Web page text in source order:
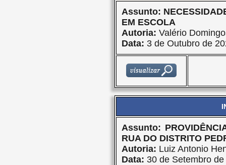
Assunto:
EM ESCOLA
Autoria: Valério
Data: 3 de Outubro de
Assunto:
RUA DO DISTRITO
Autoria: Luiz Antonio
Data: 30 de Setembro de